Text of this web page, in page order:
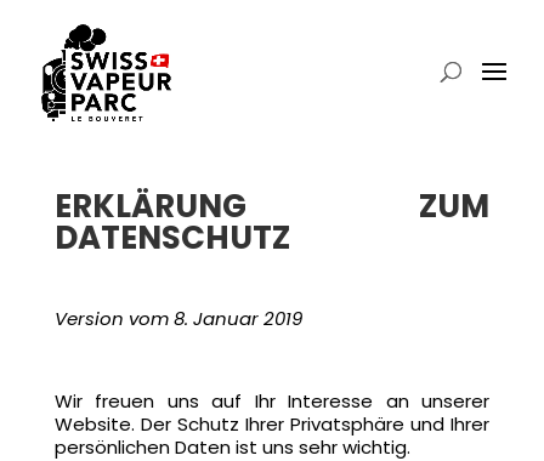
ERKLÄRUNG ZUM
DATENSCHUTZ
Version vom 8. Januar 2019
Wir freuen uns auf Ihr Interesse an unserer
Website. Der Schutz Ihrer Privatsphäre und Ihrer
persönlichen Daten ist uns sehr wichtig.